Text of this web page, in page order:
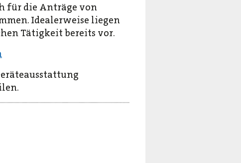
für die Anträge von
Idealerweise liegen
Tätigkeit bereits vor.